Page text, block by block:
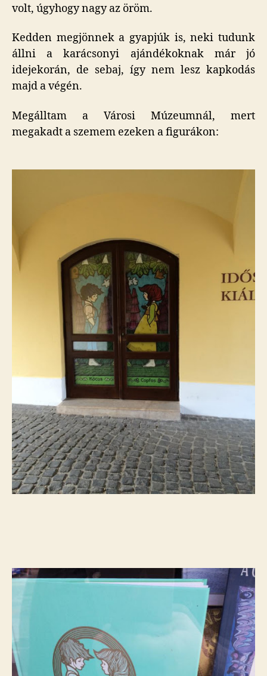
volt, úgyhogy nagy az öröm.
Kedden megjönnek a gyapjúk is, neki tudunk
állni a karácsonyi ajándékoknak már jó
idejekorán, de sebaj, így nem lesz kapkodás
majd a végén.
Megálltam a Városi Múzeumnál, mert
megakadt a szemem ezeken a figurákon: